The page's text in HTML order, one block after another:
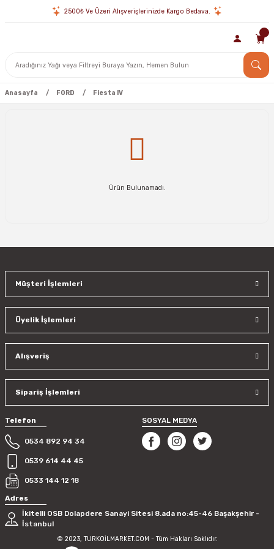
2500₺ Ve Üzeri Alışverişlerinizde Kargo Bedava.
Anasayfa FORD Fiesta IV
Ürün Bulunamadı.
Müşteri İşlemleri
Üyelik İşlemleri
Alışveriş
Sipariş İşlemleri
Telefon
0534 892 94 34
0539 614 44 45
0533 144 12 18
SOSYAL MEDYA
Adres
İkitelli OSB Dolapdere Sanayi Sitesi 8.ada no:45-46 Başakşehir -
İstanbul
© 2023, TURKOİLMARKET.COM - Tüm Hakları Saklıdır.